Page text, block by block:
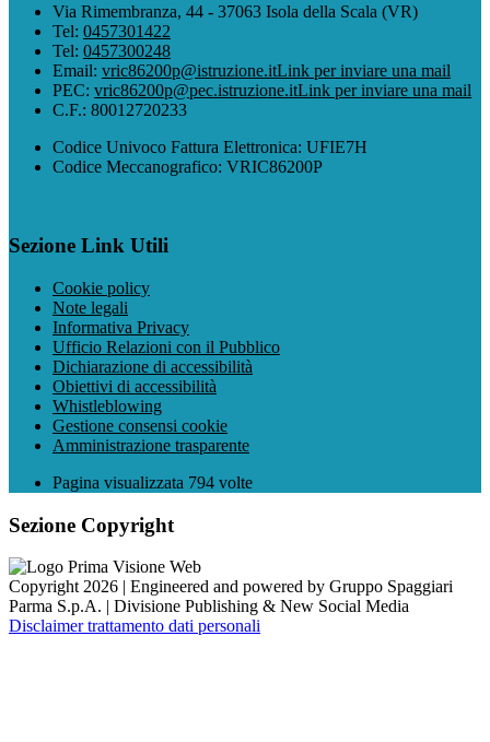
Via Rimembranza, 44 - 37063 Isola della Scala (VR)
Tel: 0457301422
Tel: 0457300248
Email: vric86200p@istruzione.itLink per inviare una mail
PEC: vric86200p@pec.istruzione.itLink per inviare una mail
C.F.: 80012720233
Codice Univoco Fattura Elettronica: UFIE7H
Codice Meccanografico: VRIC86200P
Sezione Link Utili
Cookie policy
Note legali
Informativa Privacy
Ufficio Relazioni con il Pubblico
Dichiarazione di accessibilità
Obiettivi di accessibilità
Whistleblowing
Gestione consensi cookie
Amministrazione trasparente
Pagina visualizzata 794 volte
Sezione Copyright
Copyright 2026 | Engineered and powered by Gruppo Spaggiari
Parma S.p.A. | Divisione Publishing & New Social Media
Disclaimer trattamento dati personali